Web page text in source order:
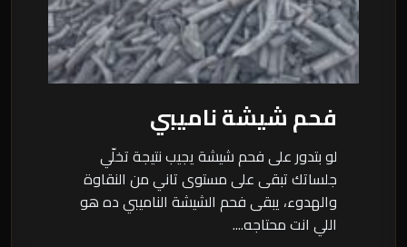
فحم شيشة ناميبي
لو بتدور على فحم شيشة يجيب نتيجة تخلّي
جلساتك تبقى على مستوى تاني من النقاوة
والهدوء، يبقى فحم الشيشة الناميبي ده هو
اللي انت محتاجه....